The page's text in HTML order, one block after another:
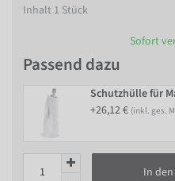
Inhalt 1 Stück
Sofort
Passend dazu
Schutzhülle für
+26,12 € (inkl. ges.
In